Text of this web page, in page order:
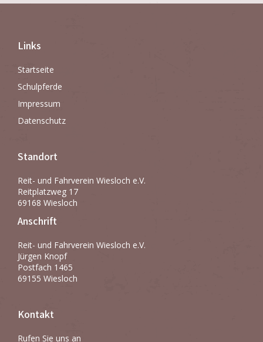
Links
Startseite
Schulpferde
Impressum
Datenschutz
Standort
Reit- und Fahrverein Wiesloch e.V.
Reitplatzweg 17
69168 Wiesloch
Anschrift
Reit- und Fahrverein Wiesloch e.V.
Jürgen Knopf
Postfach 1465
69155 Wiesloch
Kontakt
Rufen Sie uns an